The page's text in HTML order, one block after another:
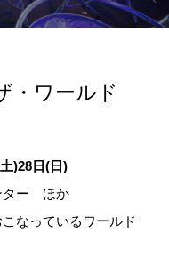
・ワールド
)28日(日)
ター ほか
なっているワールド